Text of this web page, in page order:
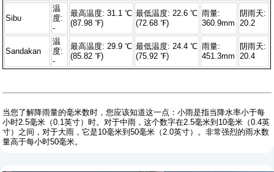
Sibu
温
度:
-
最高温度: 31.1 ℃
(87.98 ℉)
最低温度: 22.6 ℃
(72.68 ℉)
雨量:
360.9mm
阴雨天:
20.2
Sandakan
温
度:
-
最高温度: 29.9 ℃
(85.82 ℉)
最低温度: 24.4 ℃
(75.92 ℉)
雨量:
451.3mm
阴雨天:
20.4
当您了解降雨量的毫米数时，您应该知道这一点：小雨是指当降水率小于每
小时2.5毫米（0.1英寸）时。对于中雨，这个数字在2.5毫米到10毫米（0.4英
寸）之间，对于大雨，它是10毫米到50毫米（2.0英寸）。非常强烈的雨水数
量高于每小时50毫米。